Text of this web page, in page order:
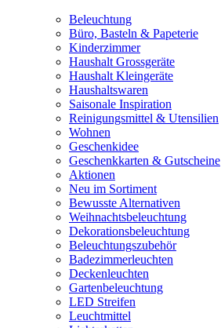
Beleuchtung
Büro, Basteln & Papeterie
Kinderzimmer
Haushalt Grossgeräte
Haushalt Kleingeräte
Haushaltswaren
Saisonale Inspiration
Reinigungsmittel & Utensilien
Wohnen
Geschenkidee
Geschenkkarten & Gutscheine
Aktionen
Neu im Sortiment
Bewusste Alternativen
Weihnachtsbeleuchtung
Dekorationsbeleuchtung
Beleuchtungszubehör
Badezimmerleuchten
Deckenleuchten
Gartenbeleuchtung
LED Streifen
Leuchtmittel